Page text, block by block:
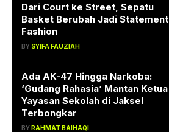
Dari Court ke Street, Sepatu
Basket Berubah Jadi Statement
Fashion
BY SYIFA FAUZIAH
Ada AK-47 Hingga Narkoba:
‘Gudang Rahasia’ Mantan Ketua
Yayasan Sekolah di Jaksel
Terbongkar
BYRAHMAT BAIHAQI